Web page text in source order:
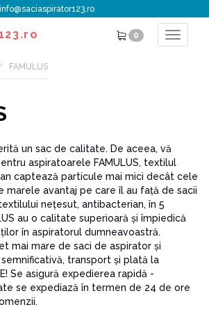
info@saciaspirator123.ro
0
Toggle
FAMULUS
un sac de calitate. De aceea, vă
aspiratoarele FAMULUS, textilul
captează particule mai mici decât cele
marele avantaj pe care îl au faţă de sacii
neţesut, antibacterian, în 5
au o calitate superioară şi împiedică
în aspiratorul dumneavoastră.
mai mare de saci de aspirator şi
transport şi plată la
Se asigură expedierea rapidă -
se expediază în termen de 24 de ore